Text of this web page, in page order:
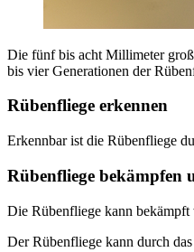
Die fünf bis acht Millimeter
bis vier Generationen der
Rübenfliege erkennen
Erkennbar ist die Rübenfliege
Rübenfliege bekämpfen
Die Rübenfliege kann
Der Rübenfliege kann durch